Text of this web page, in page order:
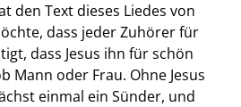
den Text dieses Liedes von
dass jeder Zuhörer für
dass Jesus ihn für schön
Mann oder Frau. Ohne Jesus
einmal ein Sünder, und